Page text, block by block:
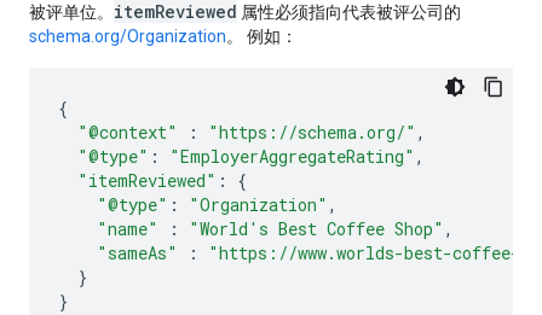
被评单位。 itemReviewed 属性必须指向代表被评公司的
schema.org/Organization。 例如：
{
"@context"
: "https://schema.org/" ,
"@type" : "EmployerAggregateRating" ,
"itemReviewed" :
{
"@type" : "Organization" ,
"name"
: "World's Best Coffee Shop" ,
"sameAs"
:
"https://www.worlds-best-coffee-
}
}